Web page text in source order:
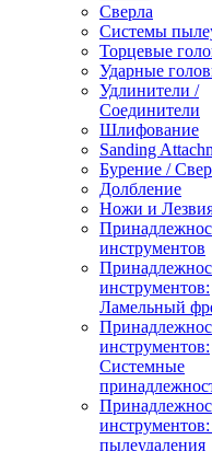
Сверла
Системы
Торцевые
Ударные
Удлинители /
Соединители
Шлифование
Sanding
Бурение /
Долбление
Ножи и
инструментов
инструментов:
Ламельный
инструментов:
Системные
пылеудаления